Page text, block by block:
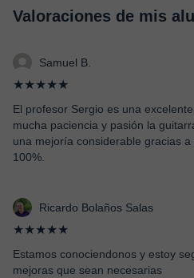
Valoraciones de mis
Samuel B.
★★★★★
El profesor Sergio es una
mucha paciencia y pasión la
una mejoría considerable gracias
100%.
Ricardo Bolaños Salas
★★★★★
Estamos conociendonos y estoy
mejoras que sean necesarias